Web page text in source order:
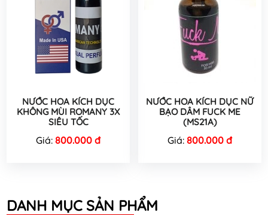
NƯỚC HOA KÍCH DỤC
KHÔNG MÙI ROMANY 3X
SIÊU TỐC
Giá: 800.000 đ
NƯỚC HOA KÍCH DỤC NỮ
BẠO DÂM FUCK ME
(MS21A)
Giá: 800.000 đ
DANH MỤC SẢN PHẨM